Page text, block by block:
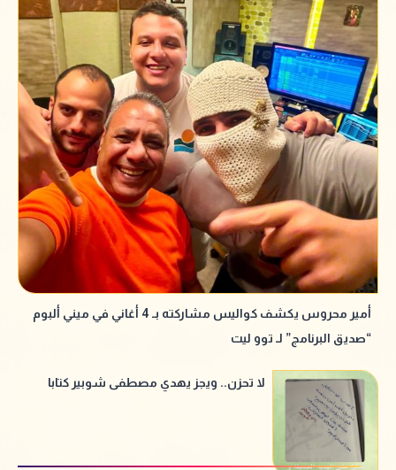
أمير محروس يكشف كواليس مشاركته بـ 4 أغاني في ميني ألبوم
“صديق البرنامج” لـ توو ليت
لا تحزن.. ويجز يهدي مصطفى شوبير كتابا